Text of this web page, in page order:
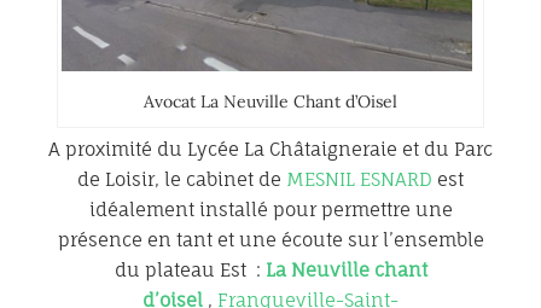
Avocat La Neuville Chant d’Oisel
A proximité du Lycée La Châtaigneraie et du Parc
de Loisir, le cabinet de MESNIL ESNARD est
idéalement installé pour permettre une
présence en tant et une écoute sur l’ensemble
du plateau Est : La Neuville chant
d’oisel , Franqueville-Saint-